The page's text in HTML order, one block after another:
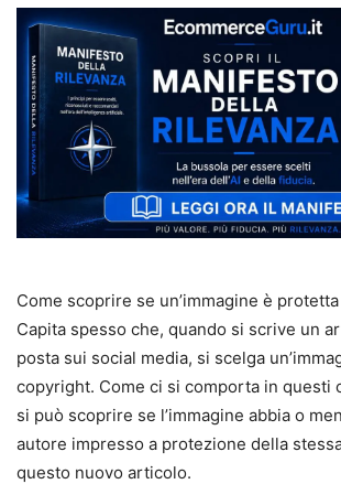
Come scoprire se un’immagine è
Capita spesso che, quando si scrive un
posta sui social media, si scelga
copyright. Come ci si comporta in questi
si può scoprire se l’immagine abbia o
autore impresso a protezione della
questo nuovo articolo.